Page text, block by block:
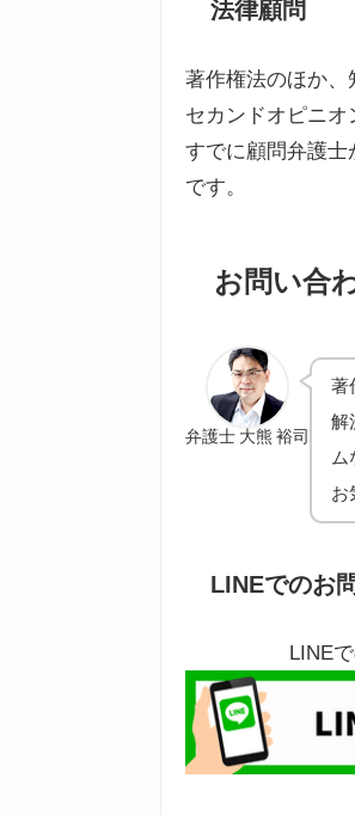
法律顧問
著作権法のほか、
セカンドオピニオ
すでに顧問弁護
です。
お問い合
弁護士 大熊 裕司
著
解
お
LINEでのお
LINE